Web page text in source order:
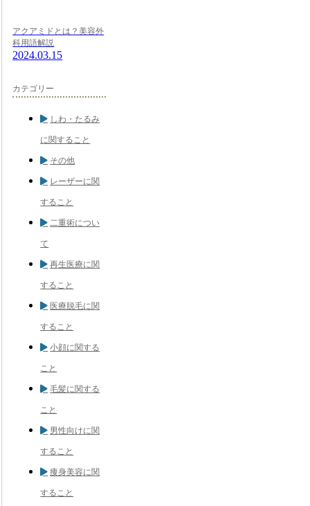
アクアミドとは？美容外
科用語解説
2024.03.15
カテゴリー
しわ・たるみ
に関すること
その他
レーザーに関
すること
二重術につい
て
再生医療に関
すること
医療脱毛に関
すること
小顔に関する
こと
毛髪に関する
こと
男性向けに関
すること
痩身美容に関
すること